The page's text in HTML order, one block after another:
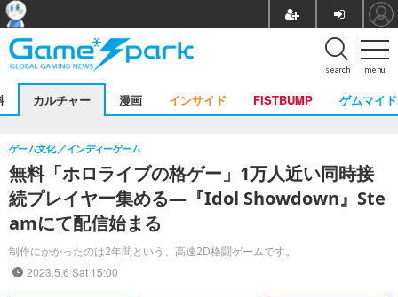
menu
search
カルチャー 漫画 インサイド FISTBUMP ゲムマイド
無料「ホロライブの格ゲー」1万人近い同時接
続プレイヤー集める―『Idol Showdown』Ste
amにて配信始まる
制作にかかったのは2年間という、高速2D格闘ゲームです。
ゲーム文化 インディーゲーム
2023.5.6 Sat 15:00